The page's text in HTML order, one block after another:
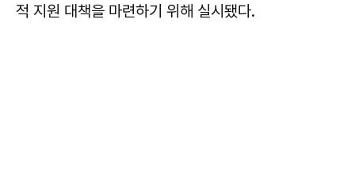
적 지원 대책을 마련하기 위해 실시됐다.